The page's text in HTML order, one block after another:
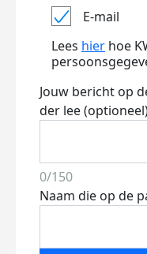
E-mail
Lees hier hoe
Jouw bericht op
der lee
0/150
Naam die op de